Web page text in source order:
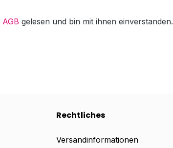
AGB gelesen und bin mit ihnen einverstanden.
Rechtliches
Versandinformationen